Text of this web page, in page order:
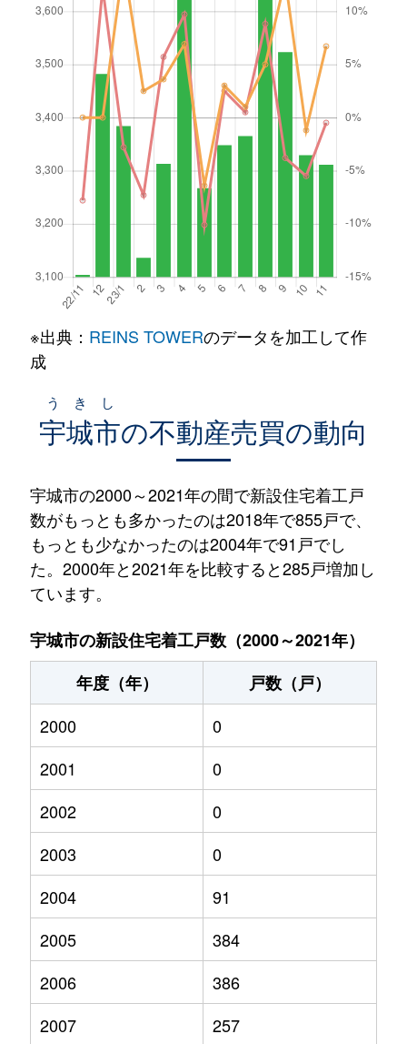
※出典： REINS TOWERのデータを加工して作
成
宇城市
うきし
の不動産売買の動向
宇城市の2000～2021年の間で新設住宅着工戸
数がもっとも多かったのは2018年で855戸で、
もっとも少なかったのは2004年で91戸でし
た。2000年と2021年を比較すると285戸増加し
ています。
宇城市の新設住宅着工戸数（2000～2021年）
年度（年）
戸数（戸）
2000
0
2001
0
2002
0
2003
0
2004
91
2005
384
2006
386
2007
257